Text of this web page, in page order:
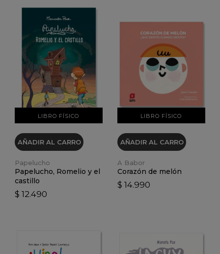
LIBRO FÍSICO
VER DETALLES
AÑADIR AL CARRO
Papelucho
Papelucho, Romelio y el
castillo
$ 12.490
LIBRO FÍSICO
VER DETALLES
AÑADIR AL CARRO
A Babor
Corazón de melón
$ 14.990